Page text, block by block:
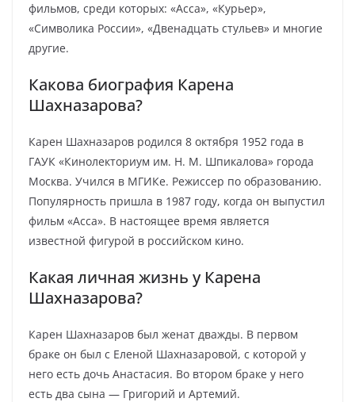
фильмов, среди которых: «Асса», «Курьер»,
«Символика России», «Двенадцать стульев» и многие
другие.
Какова биография Карена
Шахназарова?
Карен Шахназаров родился 8 октября 1952 года в
ГАУК «Кинолекториум им. Н. М. Шпикалова» города
Москва. Учился в МГИКе. Режиссер по образованию.
Популярность пришла в 1987 году, когда он выпустил
фильм «Асса». В настоящее время является
известной фигурой в российском кино.
Какая личная жизнь у Карена
Шахназарова?
Карен Шахназаров был женат дважды. В первом
браке он был с Еленой Шахназаровой, с которой у
него есть дочь Анастасия. Во втором браке у него
есть два сына — Григорий и Артемий.